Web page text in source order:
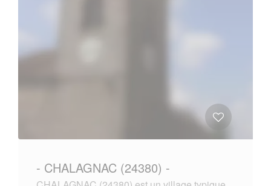
- CHALAGNAC (24380) -